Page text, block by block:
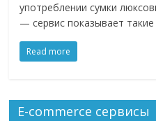
употреблении сумки
— сервис показывает
Read more
E-commerce сервисы